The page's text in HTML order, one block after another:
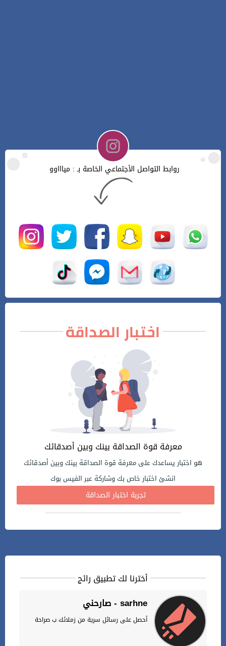
روابط التواصل الأجتماعي الخاصة بـ : مياااوو
اختبار الصداقة
معرفة قوة الصداقة بينك وبين أصدقائك
هو اختبار يساعدك على معرفة قوة الصداقة بينك وبين أصدقائك
انشئ اختبار خاص بك وشاركة عبر الفيس بوك
تجربة اختبار الصداقة
أخترنا لك تطبيق رائج
صارحني - sarhne
أحصل على رسائل سرية من زملائك ب صراحة